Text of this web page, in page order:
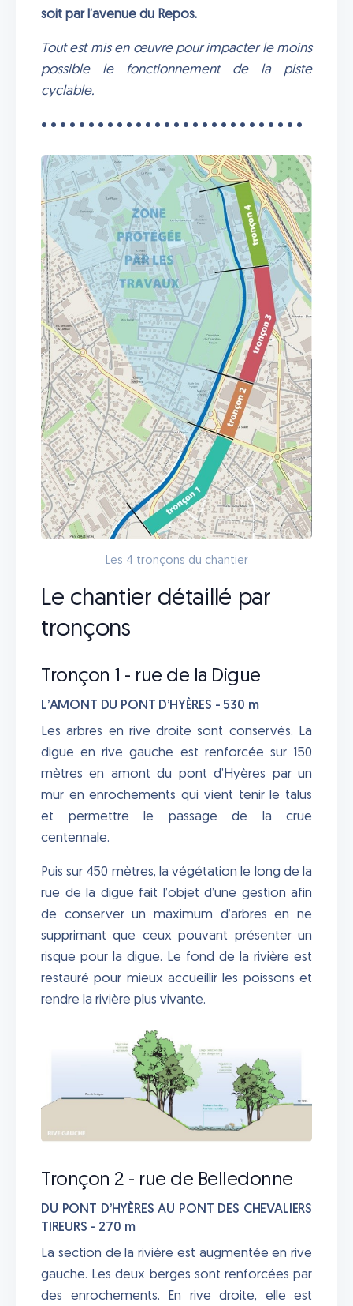
soit par l’avenue du Repos.
Tout est mis en œuvre pour impacter le moins
possible le fonctionnement de la piste
cyclable.
• • • • • • • • • • • • • • • • • • • • • • • • • • • •
Les 4 tronçons du chantier
Le chantier détaillé par
tronçons
Tronçon 1 - rue de la Digue
L’AMONT DU PONT D’HYÈRES - 530 m
Les arbres en rive droite sont conservés. La
digue en rive gauche est renforcée sur 150
mètres en amont du pont d’Hyères par un
mur en enrochements qui vient tenir le talus
et permettre le passage de la crue
centennale.
Puis sur 450 mètres, la végétation le long de la
rue de la digue fait l’objet d’une gestion afin
de conserver un maximum d’arbres en ne
supprimant que ceux pouvant présenter un
risque pour la digue. Le fond de la rivière est
restauré pour mieux accueillir les poissons et
rendre la rivière plus vivante.
Tronçon 2 - rue de Belledonne
DU PONT D’HYÈRES AU PONT DES CHEVALIERS
TIREURS - 270 m
La section de la rivière est augmentée en rive
gauche. Les deux berges sont renforcées par
des enrochements. En rive droite, elle est